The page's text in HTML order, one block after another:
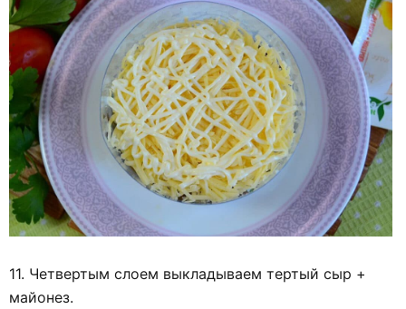
11. Четвертым слоем выкладываем тертый сыр +
майонез.